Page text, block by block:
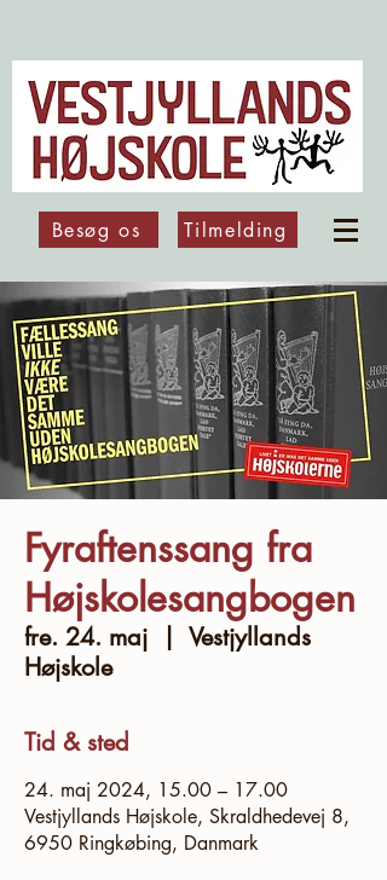
Besøg os Tilmelding
Fyraftenssang fra
Højskolesangbogen
fre. 24. maj
  |
Vestjyllands
Højskole
Tid & sted
24. maj 2024, 15.00 – 17.00
Vestjyllands Højskole, Skraldhedevej 8,
6950 Ringkøbing, Danmark